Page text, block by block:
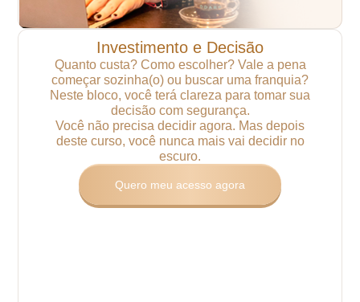
Investimento e Decisão
Quanto custa? Como escolher? Vale a pena
começar sozinha(o) ou buscar uma franquia?
Neste bloco, você terá clareza para tomar sua
decisão com segurança.
Você não precisa decidir agora. Mas depois
deste curso, você nunca mais vai decidir no
escuro.
Quero meu acesso agora